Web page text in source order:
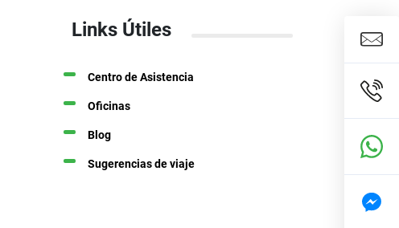
Links Útiles
Centro de Asistencia
Oficinas
Blog
Sugerencias de viaje